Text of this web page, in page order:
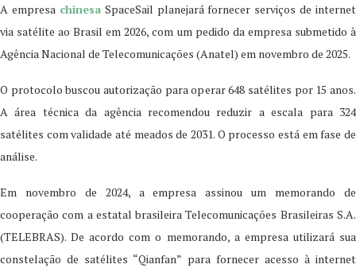
A empresa chinesa SpaceSail planejará fornecer serviços de internet
via satélite ao Brasil em 2026, com um pedido da empresa submetido à
Agência Nacional de Telecomunicações (Anatel) em novembro de 2025.
O protocolo buscou autorização para operar 648 satélites por 15 anos.
A área técnica da agência recomendou reduzir a escala para 324
satélites com validade até meados de 2031. O processo está em fase de
análise.
Em novembro de 2024, a empresa assinou um memorando de
cooperação com a estatal brasileira Telecomunicações Brasileiras S.A.
(TELEBRAS). De acordo com o memorando, a empresa utilizará sua
constelação de satélites “Qianfan” para fornecer acesso à internet